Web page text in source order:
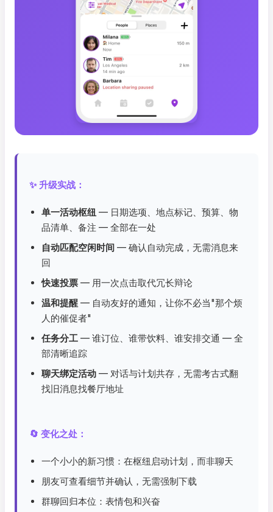
✨ 升级实战：
单一活动枢纽 — 日期选项、地点标记、预算、物
品清单、备注 — 全部在一处
自动匹配空闲时间 — 确认自动完成，无需消息来
回
快速投票 — 用一次点击取代冗长辩论
温和提醒 — 自动友好的通知，让你不必当"那个烦
人的催促者"
任务分工 — 谁订位、谁带饮料、谁安排交通 — 全
部清晰追踪
聊天绑定活动 — 对话与计划共存，无需考古式翻
找旧消息找餐厅地址
🔄 变化之处：
一个小小的新习惯：在枢纽启动计划，而非聊天
朋友可查看细节并确认，无需强制下载
群聊回归本位：表情包和兴奋